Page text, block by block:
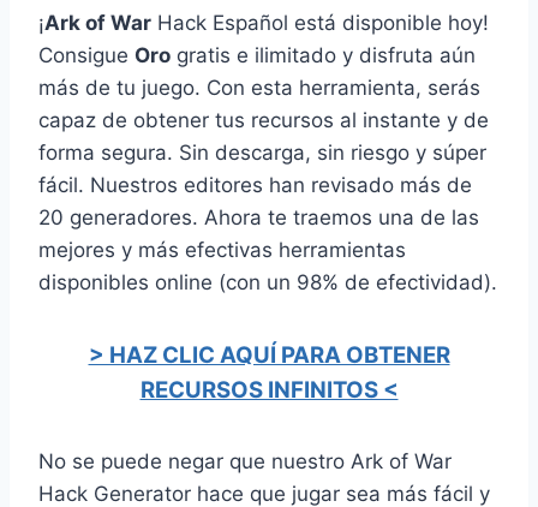
¡Ark of War Hack Español está disponible hoy!
Consigue Oro gratis e ilimitado y disfruta aún
más de tu juego. Con esta herramienta, serás
capaz de obtener tus recursos al instante y de
forma segura. Sin descarga, sin riesgo y súper
fácil. Nuestros editores han revisado más de
20 generadores. Ahora te traemos una de las
mejores y más efectivas herramientas
disponibles online (con un 98% de efectividad).
> HAZ CLIC AQUÍ PARA OBTENER
RECURSOS INFINITOS <
No se puede negar que nuestro Ark of War
Hack Generator hace que jugar sea más fácil y